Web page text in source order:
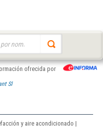
ofrecida por
Sl
y aire acondicionado |